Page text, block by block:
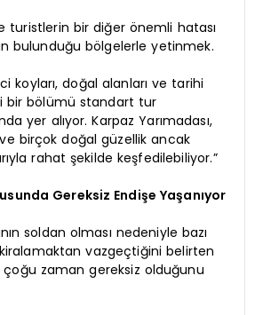
turistlerin bir diğer önemli hatası
bulunduğu bölgelerle yetinmek.
koyları, doğal alanları ve tarihi
bir bölümü standart tur
yer alıyor. Karpaz Yarımadası,
birçok doğal güzellik ancak
rahat şekilde keşfedilebiliyor.”
Gereksiz Endişe Yaşanıyor
soldan olması nedeniyle bazı
vazgeçtiğini belirten
zaman gereksiz olduğunu